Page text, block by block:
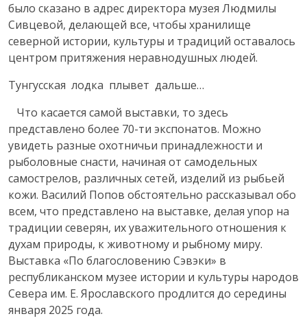
было сказано в адрес директора музея Людмилы
Сивцевой, делающей все, чтобы хранилище
северной истории, культуры и традиций оставалось
центром притяжения неравнодушных людей.
Тунгусская лодка плывет дальше…
Что касается самой выставки, то здесь
представлено более 70-ти экспонатов. Можно
увидеть разные охотничьи принадлежности и
рыболовные снасти, начиная от самодельных
самострелов, различных сетей, изделий из рыбьей
кожи. Василий Попов обстоятельно рассказывал обо
всем, что представлено на выставке, делая упор на
традиции северян, их уважительного отношения к
духам природы, к животному и рыбному миру.
Выставка «По благословению Сэвэки» в
республиканском музее истории и культуры народов
Севера им. Е. Ярославского продлится до середины
января 2025 года.